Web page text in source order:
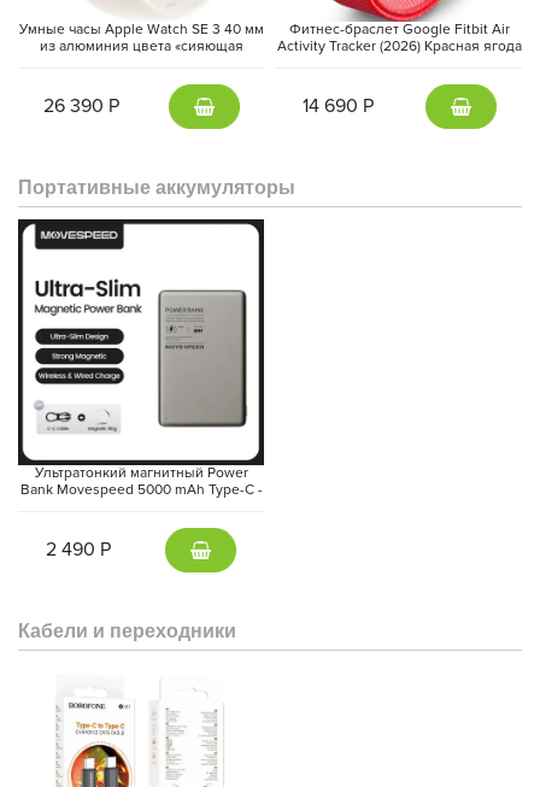
Умные часы Apple Watch SE 3 40 мм
из алюминия цвета «сияющая
«сияющая звезда» (S/M)
26 390 Р
Фитнес-браслет Google Fitbit Air
Activity Tracker (2026) Красная ягода
14 690 Р
Портативные аккумуляторы
Ультратонкий магнитный Power
Bank Movespeed 5000 mAh Type-C -
2 490 Р
Кабели и переходники